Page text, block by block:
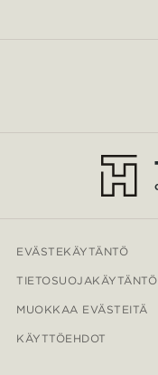
EVÄSTEKÄYTÄNTÖ
TIETOSUOJAKÄYTÄNTÖ
MUOKKAA EVÄSTEITÄ
KÄYTTÖEHDOT